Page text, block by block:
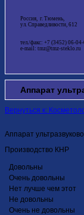
Россия, г. Тюмень,
ул. Справедливости, 612
тел./факс: +7 (3452) 06-04-
e-mail: tmz@tmz-steklo.ru
Аппарат
Вернуться к:
Аппарат
Производство КНР
Довольны
Очень довольны
Нет лучше чем этот
Не довольны
Очень не довольны